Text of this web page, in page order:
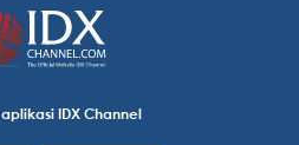
IDX Channel